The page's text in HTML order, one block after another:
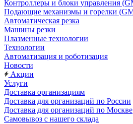
Контроллеры и блоки управления
Подающие механизмы и горелки
Автоматическая резка
Машины резки
Плазменные технологии
Технологии
Автоматизация и роботизация
Новости
Акции
Услуги
Доставка организациям
Доставка для организаций по России
Доставка для организаций по Москве
Самовывоз с нашего склада